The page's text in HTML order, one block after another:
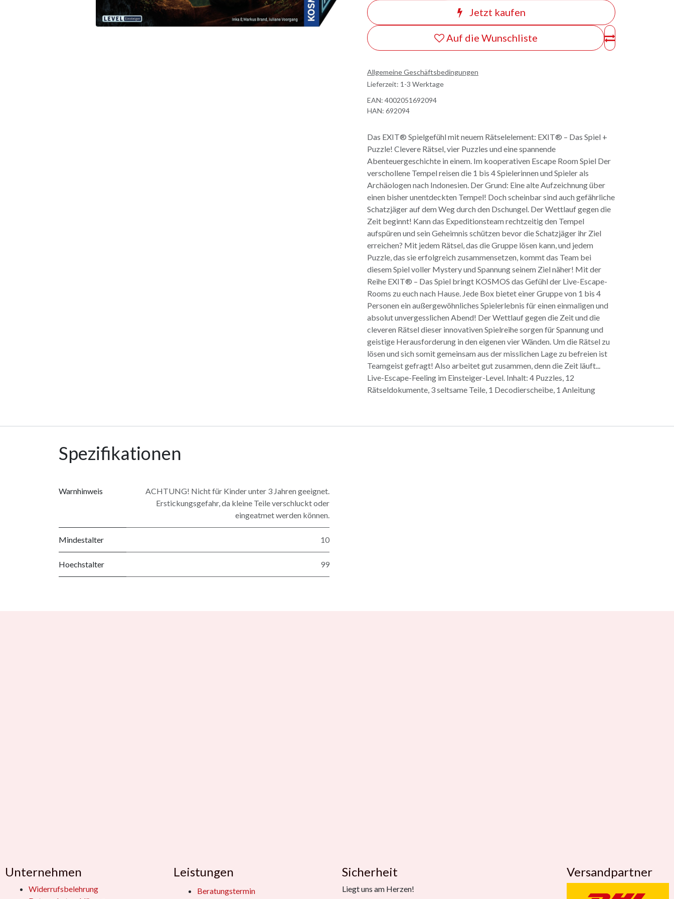
Jetzt kaufen
Auf die Wunschliste
Allgemeine Geschäftsbedingungen
Lieferzeit: 1-3 Werktage
EAN: 4002051692094
HAN: 692094
Das EXIT® Spielgefühl mit neuem Rätselelement: EXIT® – Das Spiel +
Puzzle! Clevere Rätsel, vier Puzzles und eine spannende
Abenteuergeschichte in einem. Im kooperativen Escape Room Spiel Der
verschollene Tempel reisen die 1 bis 4 Spielerinnen und Spieler als
Archäologen nach Indonesien. Der Grund: Eine alte Aufzeichnung über
einen bisher unentdeckten Tempel! Doch scheinbar sind auch gefährliche
Schatzjäger auf dem Weg durch den Dschungel. Der Wettlauf gegen die
Zeit beginnt! Kann das Expeditionsteam rechtzeitig den Tempel
aufspüren und sein Geheimnis schützen bevor die Schatzjäger ihr Ziel
erreichen? Mit jedem Rätsel, das die Gruppe lösen kann, und jedem
Puzzle, das sie erfolgreich zusammensetzen, kommt das Team bei
diesem Spiel voller Mystery und Spannung seinem Ziel näher! Mit der
Reihe EXIT® – Das Spiel bringt KOSMOS das Gefühl der Live-Escape-
Rooms zu euch nach Hause. Jede Box bietet einer Gruppe von 1 bis 4
Personen ein außergewöhnliches Spielerlebnis für einen einmaligen und
absolut unvergesslichen Abend! Der Wettlauf gegen die Zeit und die
cleveren Rätsel dieser innovativen Spielreihe sorgen für Spannung und
geistige Herausforderung in den eigenen vier Wänden. Um die Rätsel zu
lösen und sich somit gemeinsam aus der misslichen Lage zu befreien ist
Teamgeist gefragt! Also arbeitet gut zusammen, denn die Zeit läuft...
Live-Escape-Feeling im Einsteiger-Level. Inhalt: 4 Puzzles, 12
Rätseldokumente, 3 seltsame Teile, 1 Decodierscheibe, 1 Anleitung
Spezifikationen
Warnhinweis
ACHTUNG! Nicht für Kinder unter 3 Jahren geeignet.
Erstickungsgefahr, da kleine Teile verschluckt oder
eingeatmet werden können.
Mindestalter 10
Hoechstalter 99
Unternehmen
Widerrufsbelehrung
Versandpartner
Sicherheit
Liegt uns am Herzen!
Leistungen
Beratungstermin